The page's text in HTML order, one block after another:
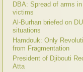
DBA: Spread of arms
victims
Al-Burhan briefed on
situations
Hamdouk: Only
from Fragmentation
President of Djibouti
Atta